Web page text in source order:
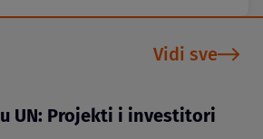
Vidi sve
UN: Projekti i investitori